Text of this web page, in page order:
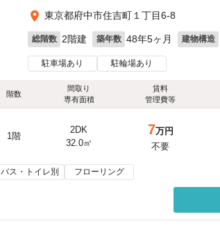
東京都府中市住吉町１丁目6-8
総階数 2階建 築年数 48年5ヶ月 建物構造
駐車場あり 駐輪場あり
階数
間取り
専有面積
賃料
管理費等
1階
2DK
32.0㎡
7万円
不要
バス・トイレ別 フローリング